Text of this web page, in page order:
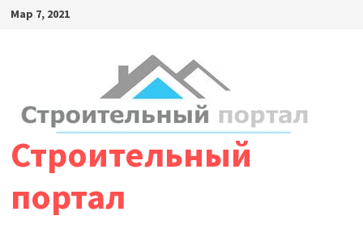
Мар 7, 2021
Строительный
портал